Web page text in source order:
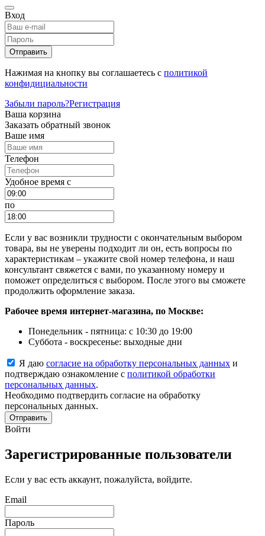
Вход
Отправить
Нажимая на кнопку вы соглашаетесь с политикой
конфидициальности
Забыли пароль?Регистрация
Ваша корзина
Заказать обратный звонок
Ваше имя
Телефон
Удобное время c
по
Если у вас возникли трудности с окончательным выбором
товара, вы не уверены подходит ли он, есть вопросы по
характеристикам – укажите свой номер телефона, и наш
консультант свяжется с вами, по указанному номеру и
поможет определиться с выбором. После этого вы сможете
продолжить оформление заказа.
Рабочее время интернет-магазина, по Москве:
Понедельник - пятница: с 10:30 до 19:00
Суббота - воскресенье: выходные дни
Я даю согласие на обработку персональных данных и
подтверждаю ознакомление с политикой обработки
персональных данных.
Необходимо подтвердить согласие на обработку
персональных данных.
Отправить
Войти
Зарегистрированные пользователи
Если у вас есть аккаунт, пожалуйста, войдите.
Email
Пароль